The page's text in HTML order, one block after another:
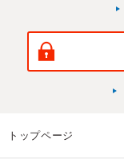
トップページ